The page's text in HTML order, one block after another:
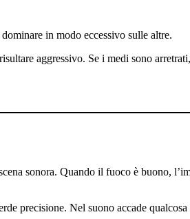
in modo eccessivo sulle altre.
aggressivo. Se i medi sono
sonora. Quando il fuoco è buono,
precisione. Nel suono accade